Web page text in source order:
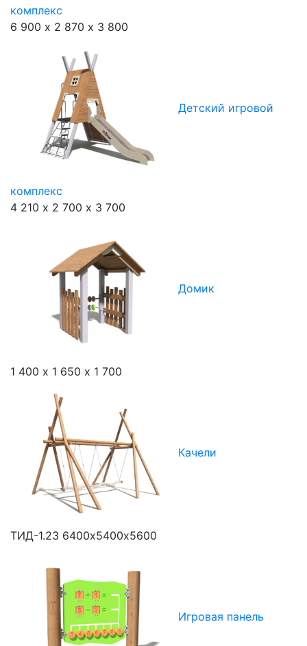
комплекс
6 900 х 2 870 х 3 800
Детский игровой
комплекс
4 210 х 2 700 х 3 700
Домик
1 400 х 1 650 х 1 700
Качели
ТИД-1.23 6400х5400х5600
Игровая панель